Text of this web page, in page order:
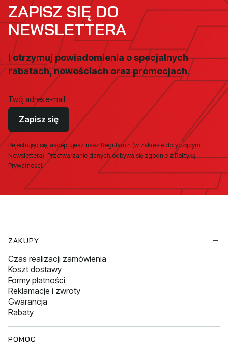
ZAPISZ SIĘ DO
NEWSLETTERA
I otrzymuj powiadomienia o specjalnych
rabatach, nowościach oraz promocjach.
Twój adres e-mail
Zapisz się
Rejestrując się, akceptujesz nasz Regulamin (w zakresie dotyczącym
Newslettera). Przetwarzanie danych odbywa się zgodnie z Polityką
Prywatności.
ZAKUPY
Czas realizacji zamówienia
Koszt dostawy
Formy płatności
Reklamacje i zwroty
Gwarancja
Rabaty
POMOC